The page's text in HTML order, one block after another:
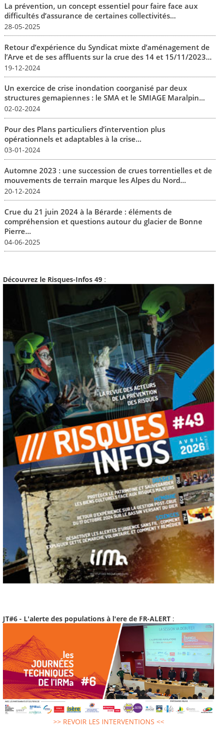
La prévention, un concept essentiel pour faire face aux
difficultés d’assurance de certaines collectivités...
28-05-2025
Retour d’expérience du Syndicat mixte d’aménagement de
l’Arve et de ses affluents sur la crue des 14 et 15/11/2023...
19-12-2024
Un exercice de crise inondation coorganisé par deux
structures gemapiennes : le SMA et le SMIAGE Maralpin...
02-02-2024
Pour des Plans particuliers d’intervention plus
opérationnels et adaptables à la crise...
03-01-2024
Automne 2023 : une succession de crues torrentielles et de
mouvements de terrain marque les Alpes du Nord...
20-12-2024
Crue du 21 juin 2024 à la Bérarde : éléments de
compréhension et questions autour du glacier de Bonne
Pierre...
04-06-2025
Découvrez le Risques-Infos 49 :
JT#6 - L'alerte des populations à l'ere de FR-ALERT :
>> REVOIR LES INTERVENTIONS <<